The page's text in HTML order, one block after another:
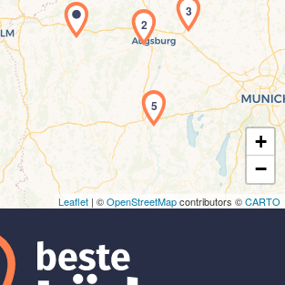
Laden der Karte...
2
3
5
+
−
Leaflet | ©OpenStreetMapcontributors ©CARTO